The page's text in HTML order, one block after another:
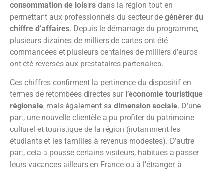
consommation de loisirs dans la région tout en
permettant aux professionnels du secteur de générer du
chiffre d’affaires. Depuis le démarrage du programme,
plusieurs dizaines de milliers de cartes ont été
commandées et plusieurs centaines de milliers d’euros
ont été reversés aux prestataires partenaires.
Ces chiffres confirment la pertinence du dispositif en
termes de retombées directes sur l’économie touristique
régionale, mais également sa dimension sociale. D’une
part, une nouvelle clientèle a pu profiter du patrimoine
culturel et touristique de la région (notamment les
étudiants et les familles à revenus modestes). D’autre
part, cela a poussé certains visiteurs, habitués à passer
leurs vacances ailleurs en France ou à l’étranger, à